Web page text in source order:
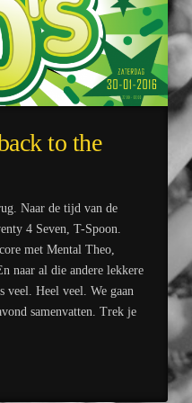
to the
Naar de tijd van de
4 Seven, T-Spoon.
met Mental Theo,
naar al die andere lekkere
veel. Heel veel. We gaan
samenvatten. Trek je